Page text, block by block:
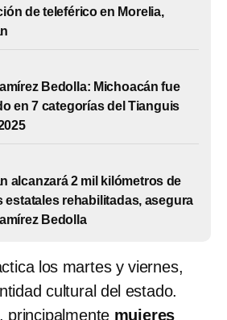
de teleférico en Morelia,
Bedolla: Michoacán fue
en 7 categorías del Tianguis
alcanzará 2 mil kilómetros de
estatales rehabilitadas, asegura
Bedolla
los martes y viernes,
cultural del estado.
principalmente mujeres